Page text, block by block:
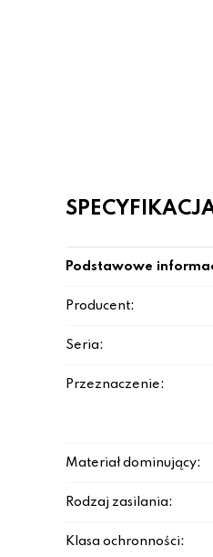
Podstawowe
Producent:
Seria:
Przeznaczenie:
Materiał dominujący:
Rodzaj zasilania:
Klasa ochronności: